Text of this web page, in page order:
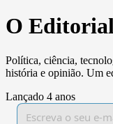
O
Política, ciência,
história e opinião. Um
Lançado 4 anos